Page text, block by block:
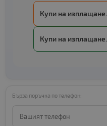
Купи на изплащане.
Купи на изплащане.
Бърза поръчка по телефон: